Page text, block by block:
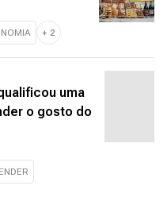
+ 2
uma
o gosto do